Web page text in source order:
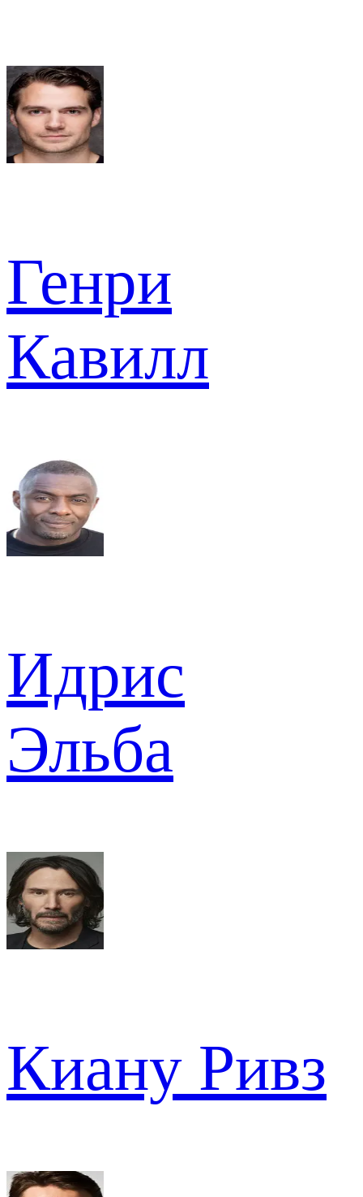
Генри
Кавилл
Идрис
Эльба
Киану Ривз